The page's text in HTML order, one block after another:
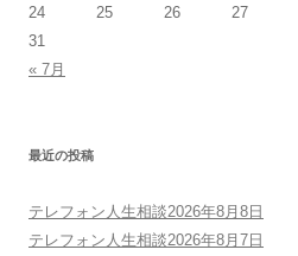
24
25 26 27
31
« 7月
最近の投稿
テレフォン人生相談2026年8月8日
テレフォン人生相談2026年8月7日